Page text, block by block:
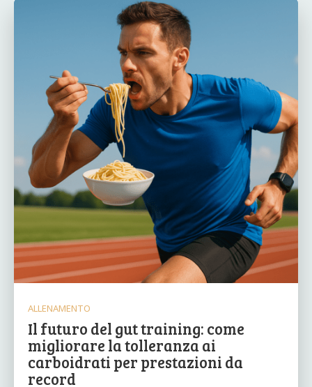
ALLENAMENTO
Il futuro del gut training: come
migliorare la tolleranza ai
carboidrati per prestazioni da
record